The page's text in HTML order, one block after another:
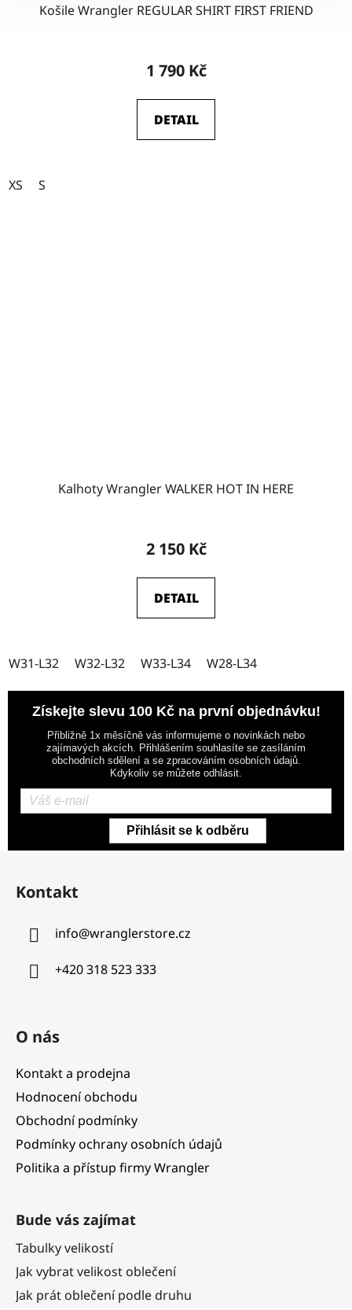
Košile Wrangler REGULAR SHIRT FIRST FRIEND
1 790 Kč
DETAIL
XS S
Kalhoty Wrangler WALKER HOT IN HERE
2 150 Kč
DETAIL
W31-L32 W32-L32 W33-L34 W28-L34
Získejte slevu 100 Kč na první objednávku!
Přibližně 1x měsíčně vás informujeme o novinkách nebo
zajímavých akcích. Přihlášením souhlasíte se zasíláním
obchodních sdělení a se zpracováním osobních údajů.
Kdykoliv se můžete odhlásit.
Přihlásit se k odběru
Z
Kontakt
info@wranglerstore.cz
+420 318 523 333
O nás
Kontakt a prodejna
Hodnocení obchodu
Obchodní podmínky
Podmínky ochrany osobních údajů
Politika a přístup firmy Wrangler
Bude vás zajímat
Tabulky velikostí
Jak vybrat velikost oblečení
Jak prát oblečení podle druhu